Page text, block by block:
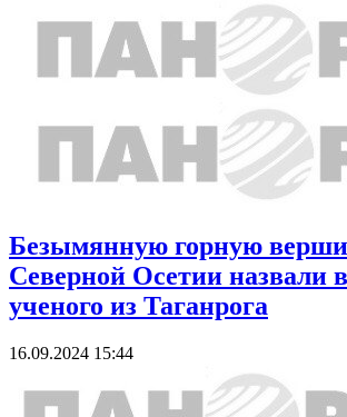
Безымянную горную
Северной Осетии назвали
ученого из Таганрога
16.09.2024 15:44